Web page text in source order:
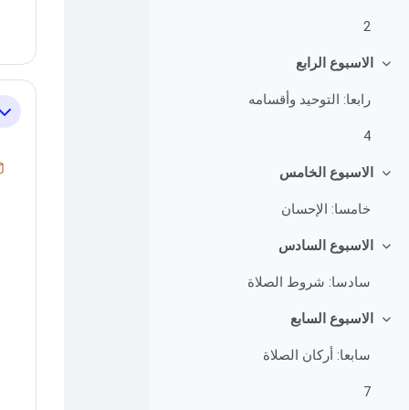
2
طي
الاسبوع الرابع
رابعا: التوحيد وأقسامه
4
طي
الاسبوع الخامس
خامسا: الإحسان
طي
الاسبوع السادس
سادسا: شروط الصلاة
طي
الاسبوع السابع
سابعا: أركان الصلاة
7